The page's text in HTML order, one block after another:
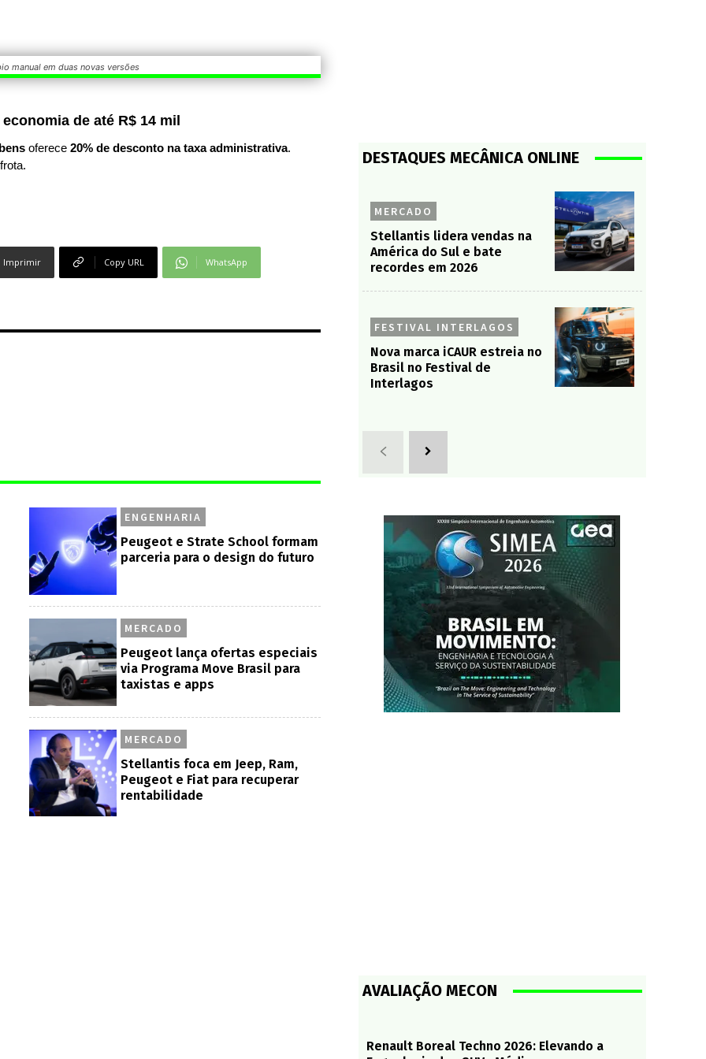
manual em duas novas versões
de até R$ 14 mil
oferece 20% de desconto na taxa administrativa.
Imprimir Copy URL WhatsApp
ENGENHARIA
Peugeot e Strate School formam
parceria para o design do futuro
MERCADO
Peugeot lança ofertas especiais
via Programa Move Brasil para
taxistas e apps
MERCADO
Stellantis foca em Jeep, Ram,
Peugeot e Fiat para recuperar
rentabilidade
DESTAQUES MECÂNICA ONLINE
MERCADO
Stellantis lidera vendas na
América do Sul e bate
recordes em 2026
FESTIVAL INTERLAGOS
Nova marca iCAUR estreia no
Brasil no Festival de
Interlagos
AVALIAÇÃO MECON
Renault Boreal Techno 2026: Elevando a